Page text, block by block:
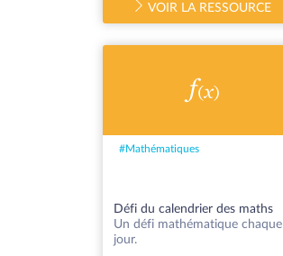
VOIR LA RESSOURCE
#Mathématiques
Défi du calendrier des maths
Un défi mathématique chaque
jour.